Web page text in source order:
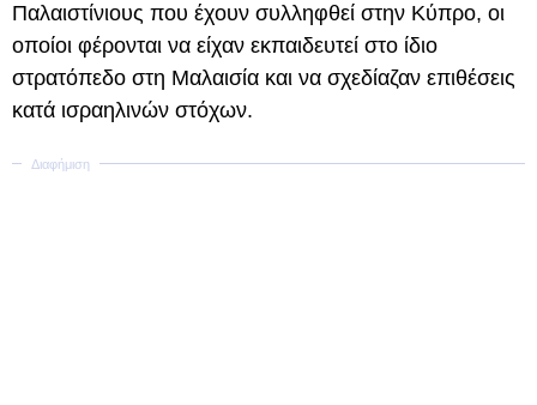
Παλαιστίνιους που έχουν συλληφθεί στην Κύπρο, οι
οποίοι φέρονται να είχαν εκπαιδευτεί στο ίδιο
στρατόπεδο στη Μαλαισία και να σχεδίαζαν επιθέσεις
κατά ισραηλινών στόχων.